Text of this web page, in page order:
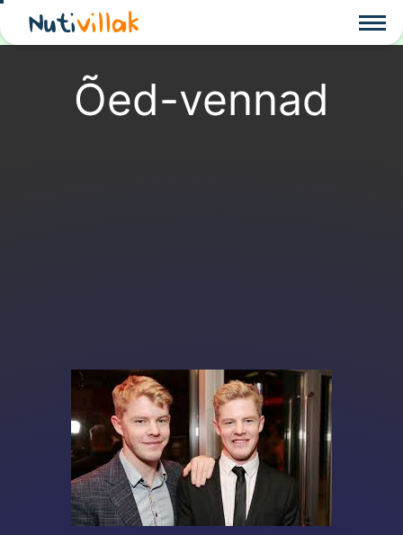
Nutivillak
Õed-vennad